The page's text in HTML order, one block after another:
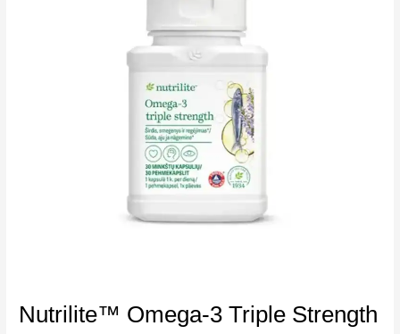
Nutrilite™ Omega-3 Triple Strength